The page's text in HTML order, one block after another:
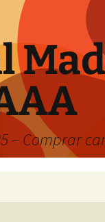
– Comprar